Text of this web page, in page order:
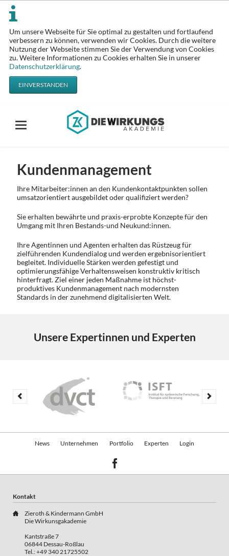
Um unsere Webseite für Sie optimal zu gestalten und fortlaufend
verbessern zu können, verwenden wir Cookies. Durch die weitere
Nutzung der Webseite stimmen Sie der Verwendung von Cookies
zu. Weitere Informationen zu Cookies erhalten Sie in unserer
Datenschutzerklärung.
EINVERSTANDEN
Kundenmanagement
Ihre Mitarbeiter:innen an den Kundenkontaktpunkten sollen
umsatzorientiert ausgebildet oder qualifiziert werden?
Sie erhalten bewährte und praxis-erprobte Konzepte für den
Umgang mit Ihren Bestands-und Neukund:innen.
Ihre Agentinnen und Agenten erhalten das Rüstzeug für
zielführenden Kundendialog und werden ergebnisorientiert
begleitet. Individuelle Stärken werden gefestigt und
optimierungsfähige Verhaltensweisen konstruktiv kritisch
hinterfragt. Ziel einer jeden Maßnahme ist höchst-
produktives Kundenmanagement nach modernsten
Standards in der zunehmend digitalisierten Welt.
Unsere Expertinnen und Experten
überspringen
News Unternehmen Portfolio Experten Login
Kontakt
Zieroth & Kindermann GmbH
Die Wirkunsgakademie
Kantstraße 7
06844 Dessau-Roßlau
Tel.: +49 340 21725502